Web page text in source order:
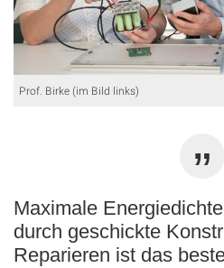
Prof. Birke (im Bild links)
Maximale
durch geschickte
Reparieren ist das